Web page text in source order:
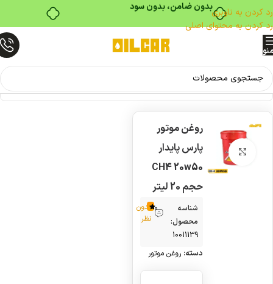
بدون ضامن، بدون سودرد کردن به ناوبری
رد کردن به محتوای اصلی
خانه روغن موتور
بزرگنمایی تصویر
روغن موتور
پارس پایدار
CH4 20w50
حجم 20 لیتر
شناسه
محصول:
10011139
بدون
نظر
0
دسته: روغن موتور